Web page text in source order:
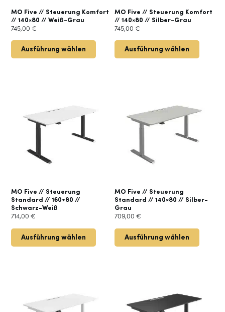
MO Five // Steuerung Komfort
// 140×80 // Weiß-Grau
745,00 €
Ausführung wählen
MO Five // Steuerung Komfort
// 140×80 // Silber-Grau
745,00€
Ausführung wählen
MO Five // Steuerung
Standard // 160+80 //
Schwarz-Weiß
714,00 €
Ausführung wählen
MO Five // Steuerung
Standard // 140×80 // Silber-
Grau
709,00€
Ausführung wählen